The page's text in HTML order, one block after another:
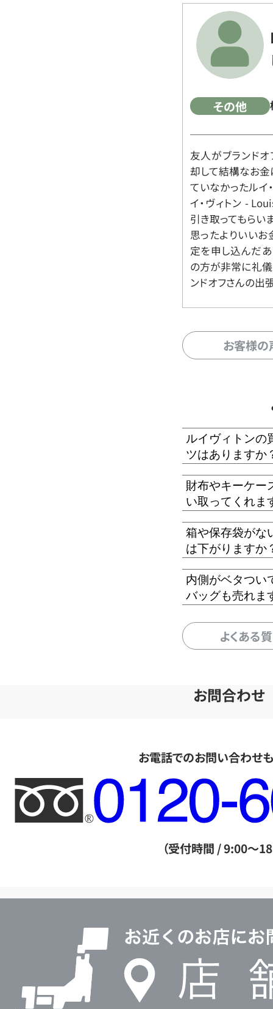
その他
友人がブランド
却して結構なお金
ていなかったルイ
イ・ヴィトン -
引き取ってもらい
思ったよりいいお
定を申し込んだ
の方が非常に礼儀
ンドオフさんの出
お客様
ルイヴィトンの
ツはありますか
財布やキーケー
い取ってくれま
箱や保存袋がな
は下がりますか
内側がベタつい
バッグも売れま
よくある
お問合わせ
お電話でのお問い合わせ
フ
リ
ー
ル
（受付時間 / 9:00～